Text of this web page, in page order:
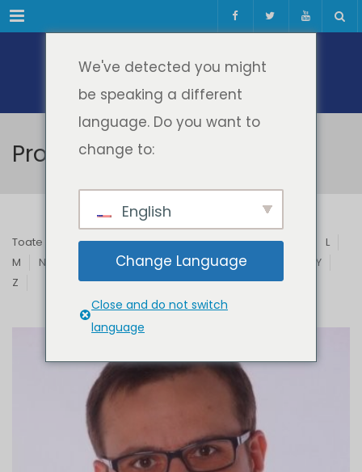
Meniul
Profesori & Invitați
Toate B C D E F G H I J
L
M
N Q R S T U V
Y
Z
We've detected you might
be speaking a different
language. Do you want to
change to:
English
Change Language
Close and do not switch
language